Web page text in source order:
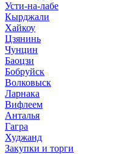
Усти-на-лабе
Кырджали
Хайкоу
Цзянинь
Чунцин
Баоцзи
Бобруйск
Волковыск
Ларнака
Вифлеем
Анталья
Гагра
Худжанд
Закупки и торги